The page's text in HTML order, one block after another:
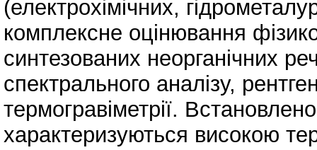
(електрохімічних,
комплексне оцінювання
синтезованих неорганічних
спектрального аналізу,
термогравіметрії.
характеризуються високою